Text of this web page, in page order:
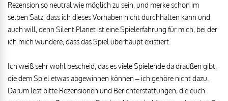
Rezension so neutral wie möglich zu sein, und merke schon im
selben Satz, dass ich dieses Vorhaben nicht durchhalten kann und
auch will, denn Silent Planet ist eine Spielerfahrung für mich, bei der
ich mich wundere, dass das Spiel überhaupt existiert.
Ich weiß sehr wohl bescheid, das es viele Spielende da draußen gibt,
die dem Spiel etwas abgewinnen können – ich gehöre nicht dazu.
Darum lest bitte Rezensionen und Berichterstattungen, die euch